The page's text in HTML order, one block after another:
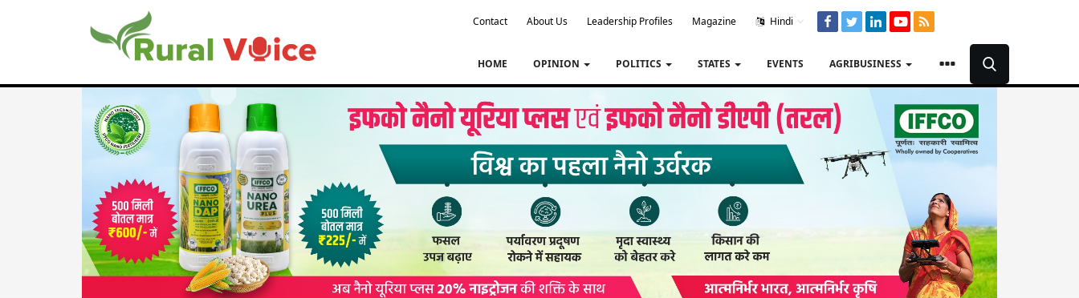
Contact About Us Leadership Profiles Magazine Hindi
HOME OPINION POLITICS STATES EVENTS AGRIBUSINESS